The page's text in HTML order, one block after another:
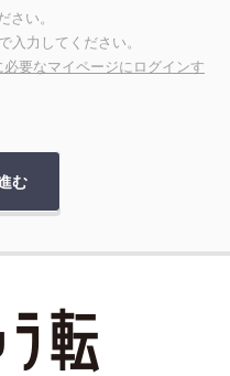
い。
入力してください。
要なマイページにログインす